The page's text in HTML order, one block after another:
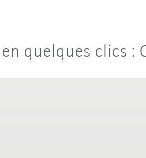
quelques clics :